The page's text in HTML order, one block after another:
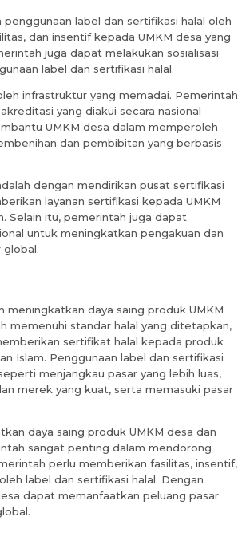
label dan sertifikasi halal oleh
dan insentif kepada UMKM desa yang
juga dapat melakukan sosialisasi
label dan sertifikasi halal.
infrastruktur yang memadai. Pemerintah
yang diakui secara nasional
UMKM desa dalam memperoleh
dan pembibitan yang berbasis
dengan mendirikan pusat sertifikasi
layanan sertifikasi kepada UMKM
Selain itu, pemerintah juga dapat
untuk meningkatkan pengakuan dan
global.
daya saing produk UMKM
memenuhi standar halal yang ditetapkan,
sertifikat halal kepada produk
Islam. Penggunaan label dan sertifikasi
menjangkau pasar yang lebih luas,
merek yang kuat, serta memasuki pasar
daya saing produk UMKM desa dan
sangat penting dalam mendorong
perlu memberikan fasilitas, insentif,
label dan sertifikasi halal. Dengan
dapat memanfaatkan peluang pasar